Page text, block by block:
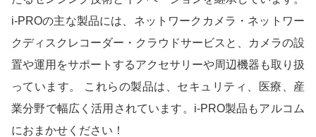
i-PROの主な製品には、ネットワークカメラ・ネットワー
クディスクレコーダー・クラウドサービスと、カメラの設
置や運用をサポートするアクセサリーや周辺機器も取り扱
っています。 これらの製品は、セキュリティ、医療、産
業分野で幅広く活用されています。i-PRO製品もアルコム
におまかせください！